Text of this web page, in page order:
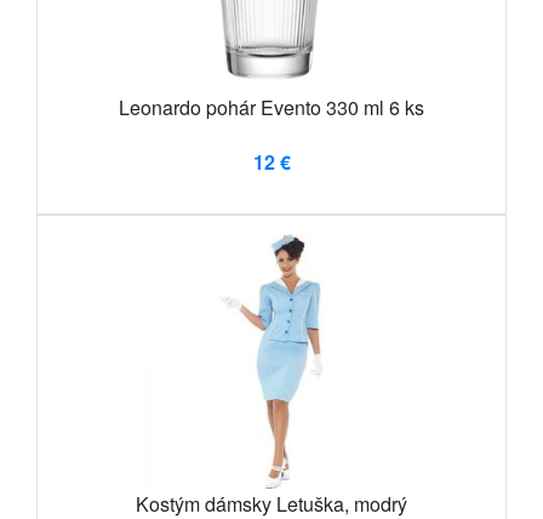
Leonardo pohár Evento 330 ml 6 ks
12 €
Kostým dámsky Letuška, modrý